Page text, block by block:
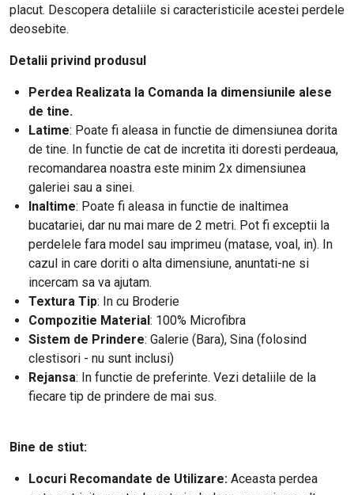
placut. Descopera detaliile si caracteristicile acestei perdele
deosebite.
Detalii privind produsul
Perdea Realizata la Comanda la dimensiunile alese
de tine.
Latime: Poate fi aleasa in functie de dimensiunea dorita
de tine. In functie de cat de incretita iti doresti perdeaua,
recomandarea noastra este minim 2x dimensiunea
galeriei sau a sinei.
Inaltime: Poate fi aleasa in functie de inaltimea
bucatariei, dar nu mai mare de 2 metri. Pot fi exceptii la
perdelele fara model sau imprimeu (matase, voal, in). In
cazul in care doriti o alta dimensiune, anuntati-ne si
incercam sa va ajutam.
Textura Tip: In cu Broderie
Compozitie Material: 100% Microfibra
Sistem de Prindere: Galerie (Bara), Sina (folosind
clestisori - nu sunt inclusi)
Rejansa: In functie de preferinte. Vezi detaliile de la
fiecare tip de prindere de mai sus.
Bine de stiut:
Locuri Recomandate de Utilizare: Aceasta perdea